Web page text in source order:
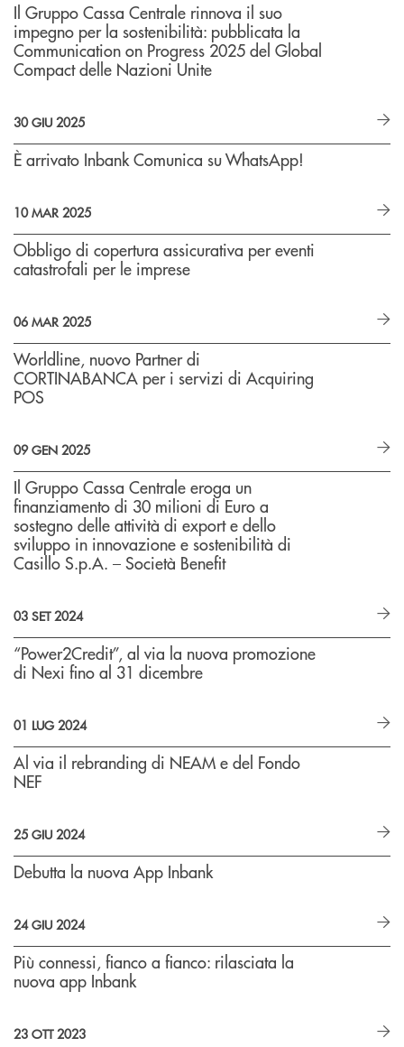
Il Gruppo Cassa Centrale rinnova il suo
impegno per la sostenibilità: pubblicata la
Communication on Progress 2025 del Global
Compact delle Nazioni Unite
30 GIU 2025
È arrivato Inbank Comunica su WhatsApp!
10 MAR 2025
Obbligo di copertura assicurativa per eventi
catastrofali per le imprese
06 MAR 2025
Worldline, nuovo Partner di
CORTINABANCA per i servizi di Acquiring
POS
09 GEN 2025
Il Gruppo Cassa Centrale eroga un
finanziamento di 30 milioni di Euro a
sostegno delle attività di export e dello
sviluppo in innovazione e sostenibilità di
Casillo S.p.A. – Società Benefit
03 SET 2024
“Power2Credit”, al via la nuova promozione
di Nexi fino al 31 dicembre
01 LUG 2024
Al via il rebranding di NEAM e del Fondo
NEF
25 GIU 2024
Debutta la nuova App Inbank
24 GIU 2024
Più connessi, fianco a fianco: rilasciata la
nuova app Inbank
23 OTT 2023